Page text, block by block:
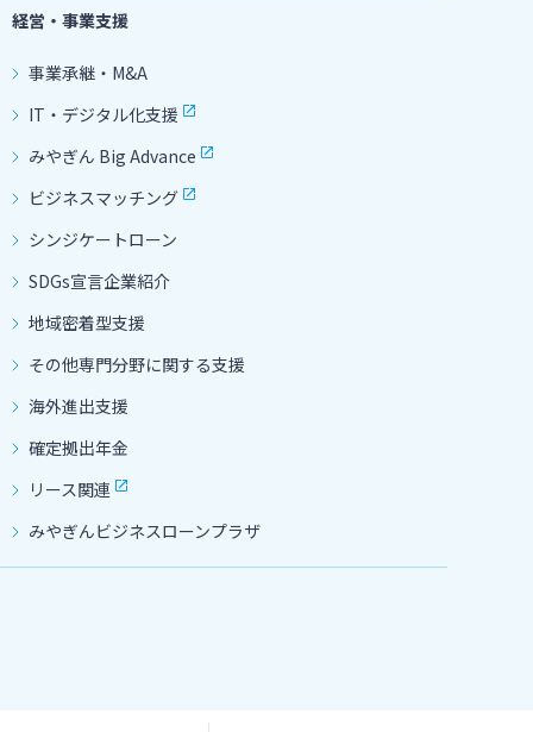
経営・事業支援
事業承継・M&A
IT・デジタル化支援
みやぎん Big Advance
ビジネスマッチング
シンジケートローン
SDGs宣言企業紹介
地域密着型支援
その他専門分野に関する支援
海外進出支援
確定拠出年金
リース関連
みやぎんビジネスローンプラザ